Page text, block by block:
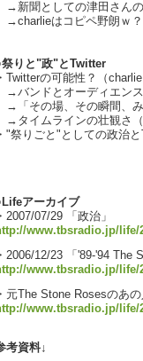
→新聞としての津田さん
→charlieはコピペ野朗ｗ
祭りと"政"とTwitter
・Twitterの可能性？（
→バンドとオーディエン
→「その場、その瞬間、
→タイムラインの壮観さ
・"祭りごと"としての政治
アーカイブ
・2007/07/29 「政治」
www.tbsradio.jp/life/
・2006/12/23 「'89-'94 The
www.tbsradio.jp/life/
・元The Stone Rosesのあ
www.tbsradio.jp/life/
考資料↓